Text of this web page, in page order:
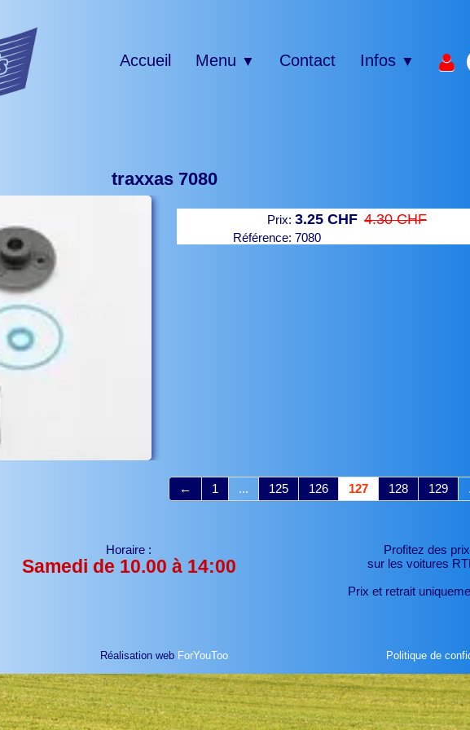
Accueil Menu ▼ Contact Infos ▼
traxxas 7080
Prix: 3.25 CHF 4.30 CHF
Référence: 7080
← 1 ... 125 126 127 128 129
Horaire :
Samedi de 10.00 à 14:00
Profitez des
sur les voitures
Prix et retrait
Réalisation web ForYouToo Politique de